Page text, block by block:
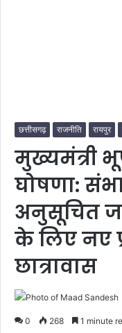
छत्तीसगढ़ राजनीति रायपुर
मुख्यमंत्री
घोषणा:
अनुसूचित
के लिए नए
छात्रावास
0 268 1 minute